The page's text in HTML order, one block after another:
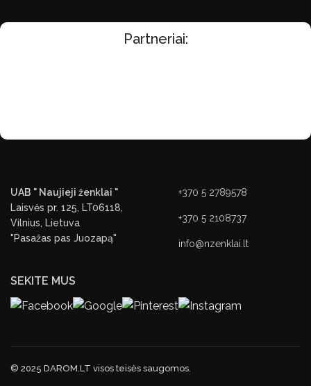
Partneriai:
UAB " Naujieji ženklai "
Laisvės pr. 125, LT06118,
Vilnius, Lietuva
"Pasažas pas Juozapą"
+370 5 2789578
+370 5 2108737
info@nzenklai.lt
SEKITE MUS
© 2025 DAROM.LT visos teisės saugomos.